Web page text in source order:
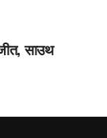
साउथ